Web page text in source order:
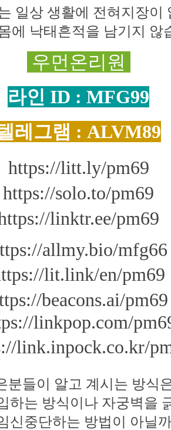
일상 생활에 전혀 지장이
에 낙태흔적을 남기지 않
우먼온리원
라인 ID : MFG99
레그램 : ALVM89
https://litt.ly/pm69
https://solo.to/pm69
linktr.ee/pm69
allmy.bio/mfg66
lit.link/en/pm69
beacons.ai/pm69
linkpop.com/
link.inpock.co.kr/
분들이 알고 계시는 방식
하는 방식이나자궁벽을
신중단하는 방법이
아닐